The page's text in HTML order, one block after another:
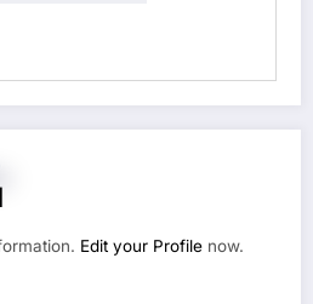
Edit your Profile now.